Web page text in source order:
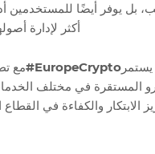
بل يوفر أيضًا للمستخدمين
أكثر لإدارة
مع#EuropeCrypto
المستقرة في مختلف
الابتكار والكفاءة في